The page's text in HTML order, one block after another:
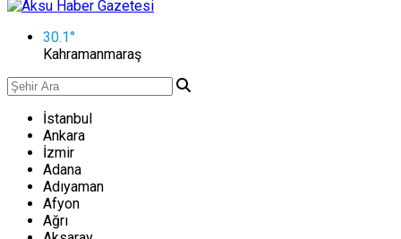
30.1°
Kahramanmaraş
İstanbul
Ankara
İzmir
Adana
Adıyaman
Afyon
Ağrı